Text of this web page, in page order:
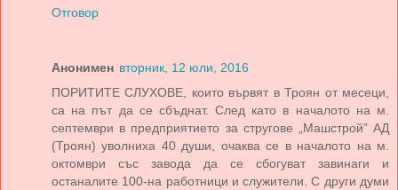
Отговор
Анонимен вторник, 12 юли, 2016
ПОРИТИТЕ СЛУХОВЕ, които вървят в Троян от месеци,
са на път да се сбъднат. След като в началото на м.
септември в предприятието за стругове „Машстрой” АД
(Троян) уволниха 40 души, очаква се в началото на м.
октомври със завода да се сбогуват завинаги и
останалите 100-на работници и служители. С други думи